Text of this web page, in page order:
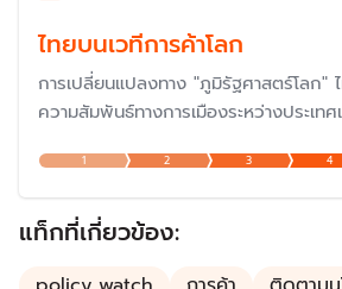
ไทยบนเวทีการค้าโลก
การเปลี่ยนแปลงทาง "ภูมิรัฐศาสตร์โลก"
ความสัมพันธ์ทางการเมืองระหว่างประเท
ทางเศรษฐกิจอีกด้วยที่ประเทศมหาอำนา
เรียกว่า "สงครามการค้า" ดังนั้น จึงเป็นคว
ประเทศไทยจะผ่ากระแสระเบียบโลกยุคใหม่
1 2 3 4
แท็กที่เกี่ยวข้อง: